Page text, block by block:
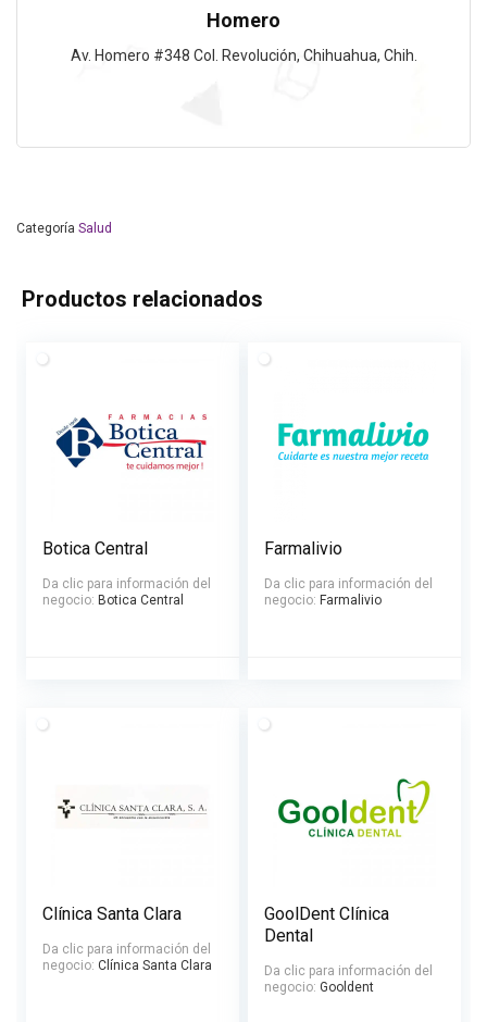
Homero
Av. Homero #348 Col. Revolución, Chihuahua, Chih.
Categoría Salud
Productos relacionados
Botica Central
Da clic para información del
negocio: Botica Central
Farmalivio
Da clic para información del
negocio: Farmalivio
Clínica Santa Clara
Da clic para información del
negocio: Clínica Santa Clara
GoolDent Clínica
Dental
Da clic para información del
negocio: Gooldent